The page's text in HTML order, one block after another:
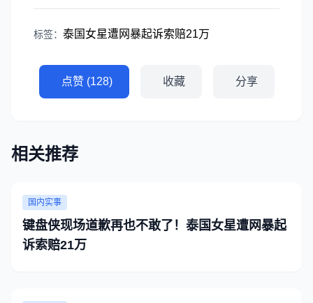
标签： 泰国女星遭网暴起诉索赔21万
点赞 (128) 收藏 分享
相关推荐
国内实事
键盘侠现场道歉再也不敢了！泰国女星遭网暴起
诉索赔21万